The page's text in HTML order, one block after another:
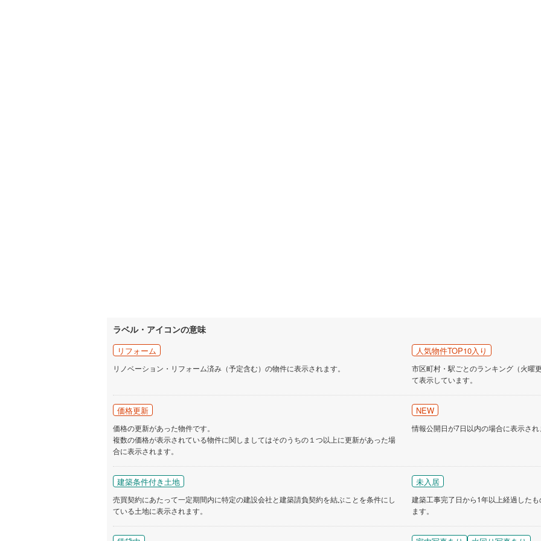
ラベル・アイコンの意味
リフォーム
リノベーション・リフォーム済み（予定含む）の物件に表示されます。
人気物件TOP10入り
市区町村・駅ごとのランキング（火曜
て表示しています。
価格更新
価格の更新があった物件です。
複数の価格が表示されている物件に関しましてはそのうちの１つ以上に更新があった場
合に表示されます。
NEW
情報公開日が7日以内の場合に表示さ
建築条件付き土地
売買契約にあたって一定期間内に特定の建設会社と建築請負契約を結ぶことを条件にし
ている土地に表示されます。
未入居
建築工事完了日から1年以上経過した
ます。